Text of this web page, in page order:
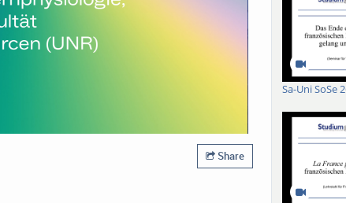
Share
Sa-Uni SoSe